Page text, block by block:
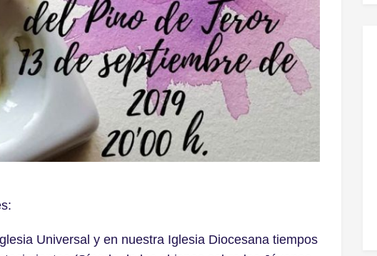
Universal y en nuestra Iglesia Diocesana tiempos